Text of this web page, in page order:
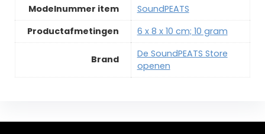
Modelnummer item
‎SoundPEATS
Productafmetingen
‎6 x 8 x 10 cm; 10 gram
Brand
De SoundPEATS Store
openen